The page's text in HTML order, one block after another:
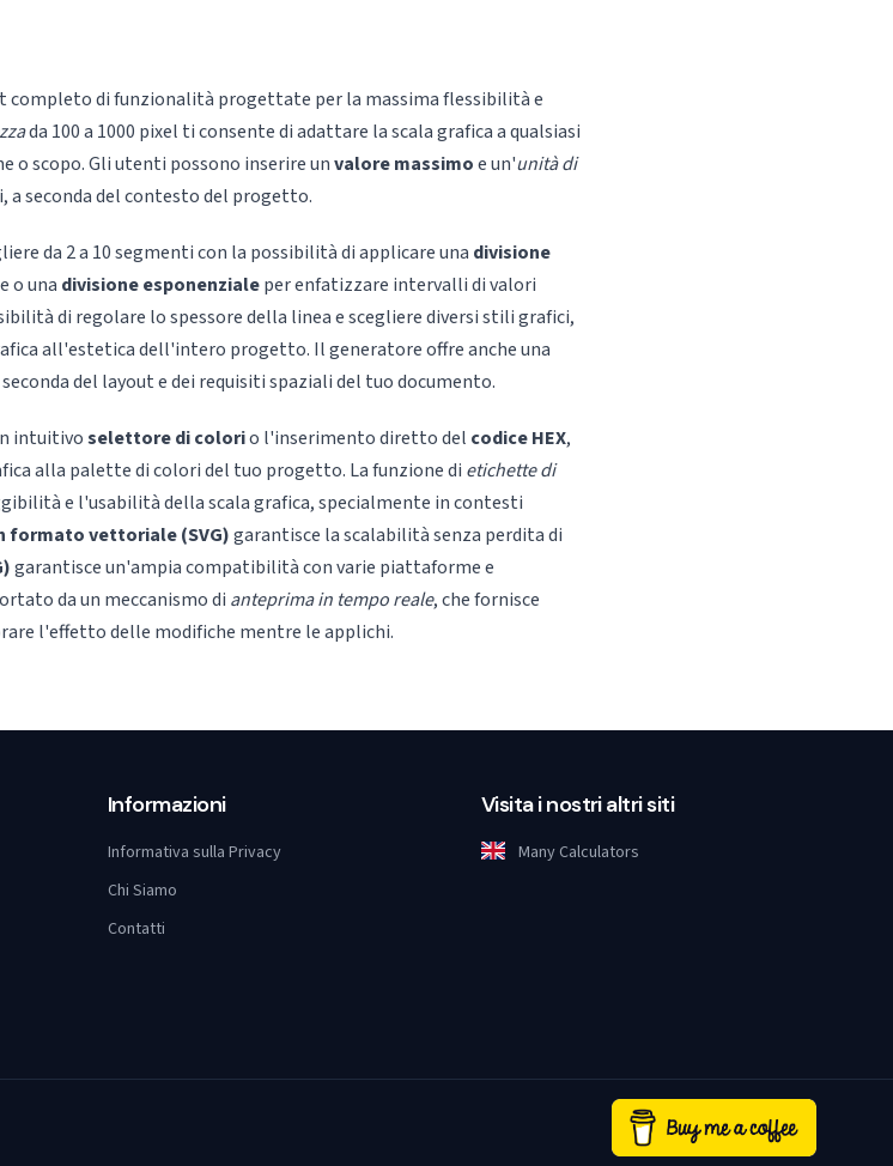
completo di funzionalità progettate per la massima flessibilità e
da 100 a 1000 pixel ti consente di adattare la scala grafica a qualsiasi
o scopo. Gli utenti possono inserire unvalore massimoe un'unità di
seconda del contesto del progetto.
da 2 a 10 segmenti con la possibilità di applicare una divisione
o una divisione esponenzialeper enfatizzare intervalli di valori
di regolare lo spessore della linea e scegliere diversi stili grafici,
all'estetica dell'intero progetto. Il generatore offre anche una
del layout e dei requisiti spaziali del tuo documento.
intuitivoselettore di colorio l'inserimento diretto del codice HEX,
alla palette di colori del tuo progetto. La funzione di etichette di
e l'usabilità della scala grafica, specialmente in contesti
formato vettoriale (SVG)garantisce la scalabilità senza perdita di
garantisce un'ampia compatibilità con varie piattaforme e
da un meccanismo di anteprima in tempo reale, che fornisce
l'effetto delle modifiche mentre le applichi.
Informazioni
Informativa sulla Privacy
Chi Siamo
Contatti
Visita i nostri altri siti
Many Calculators